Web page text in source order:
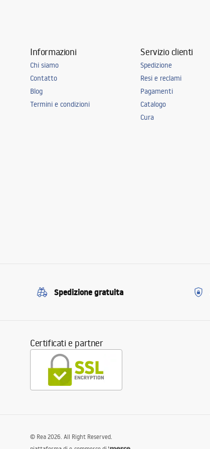
Informazioni
Chi siamo
Contatto
Blog
Termini e condizioni
Servizio clienti
Spedizione
Resi e reclami
Pagamenti
Catalogo
Cura
Spedizione gratuita
Certificati e partner
© Rea 2026. All Right Reserved.